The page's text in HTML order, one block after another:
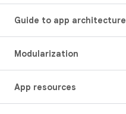
Guide to app architecture
Modularization
App resources